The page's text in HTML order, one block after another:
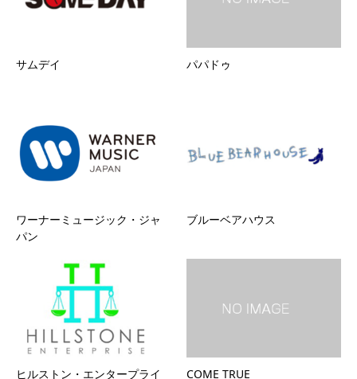
サムデイ パパドゥ
ワーナーミュージック・ジャ
パン
ブルーベアハウス
ヒルストン・エンタープライ COME TRUE